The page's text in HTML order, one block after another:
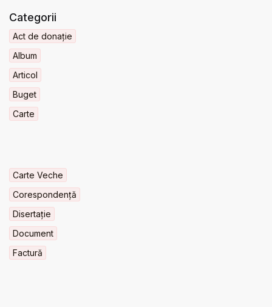
Categorii
Act de donație
Album
Articol
Buget
Carte
Carte Veche
Corespondență
Disertație
Document
Factură